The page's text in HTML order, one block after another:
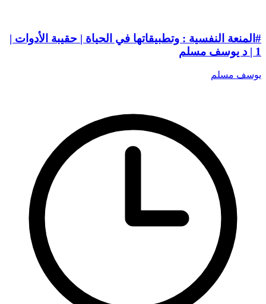
#المنعة النفسية : وتطبيقاتها في الحياة | حقيبة الأدوات |
1 | د يوسف مسلم
يوسف مسلم